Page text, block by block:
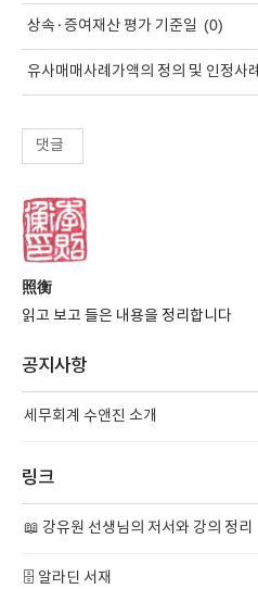
상속·증여재산 평가 기준일 (0)
유사매매사례가액의 정의 및 인정사례
댓글
照衡
읽고 보고 들은 내용을 정리합니다
공지사항
세무회계 수앤진 소개
링크
📖 강유원 선생님의 저서와 강의 정리
🗄️ 알라딘 서재